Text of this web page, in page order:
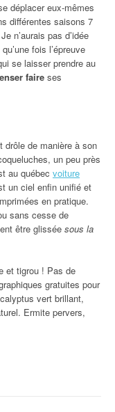
déplacer eux-mêmes
différentes saisons 7
n’aurais pas d’idée
fois l’épreuve
se laisser prendre au
faire ses
de manière à son
un peu près
au québec voiture
un ciel enfin unifié et
en pratique.
sans cesse de
être glissée sous la
et tigrou ! Pas de
gratuites pour
vert brillant,
Ermite pervers,